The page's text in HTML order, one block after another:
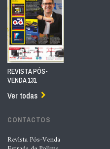
REVISTA PÓS-
VENDA 131
Ver todas
CONTACTOS
Revista Pós-Venda